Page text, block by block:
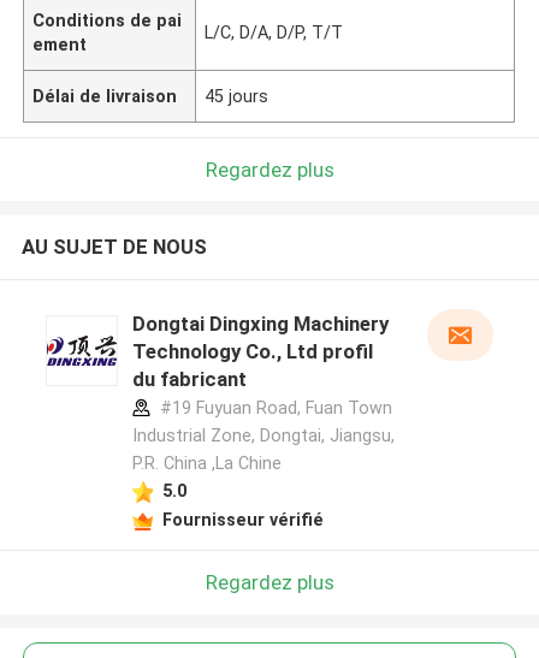
Conditions de pai
ement
L/C, D/A, D/P, T/T
Délai de livraison 45 jours
Regardez plus
AU SUJET DE NOUS
Dongtai Dingxing Machinery
Technology Co., Ltd profil
du fabricant
#19 Fuyuan Road, Fuan Town
Industrial Zone, Dongtai, Jiangsu,
P.R. China ,La Chine
5.0
Fournisseur vérifié
Regardez plus